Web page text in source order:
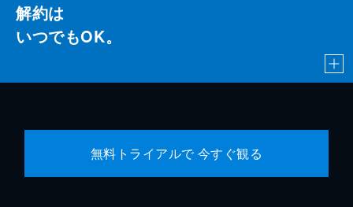
解約は
いつでもOK。
無料トライアルで 今すぐ観る